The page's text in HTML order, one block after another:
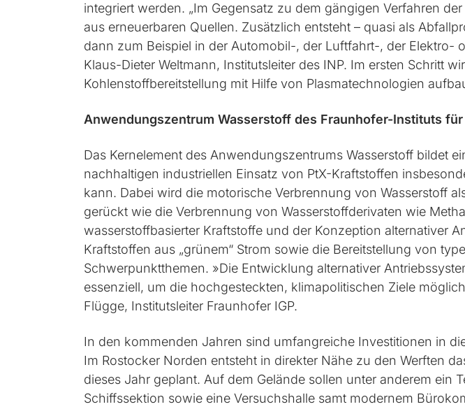
integriert werden. „Im Gegensatz zu dem gängigen Verfahren
aus erneuerbaren Quellen. Zusätzlich entsteht – quasi als
dann zum Beispiel in der Automobil-, der Luftfahrt-, der Elektro-
Klaus-Dieter Weltmann, Institutsleiter des INP. Im ersten Schritt
Kohlenstoffbereitstellung mit Hilfe von Plasmatechnologien
Anwendungszentrum Wasserstoff des Fraunhofer-Instituts
Das Kernelement des Anwendungszentrums Wasserstoff bildet
nachhaltigen industriellen Einsatz von PtX-Kraftstoffen
kann. Dabei wird die motorische Verbrennung von Wasserstoff
gerückt wie die Verbrennung von Wasserstoffderivaten wie
wasserstoffbasierter Kraftstoffe und der Konzeption alternativer
Kraftstoffen aus „grünem“ Strom sowie die Bereitstellung von
Schwerpunktthemen. »Die Entwicklung alternativer
essenziell, um die hochgesteckten, klimapolitischen Ziele
Flügge, Institutsleiter Fraunhofer IGP.
In den kommenden Jahren sind umfangreiche Investitionen in
Im Rostocker Norden entsteht in direkter Nähe zu den Werften
dieses Jahr geplant. Auf dem Gelände sollen unter anderem ein
Schiffssektion sowie eine Versuchshalle samt modernem